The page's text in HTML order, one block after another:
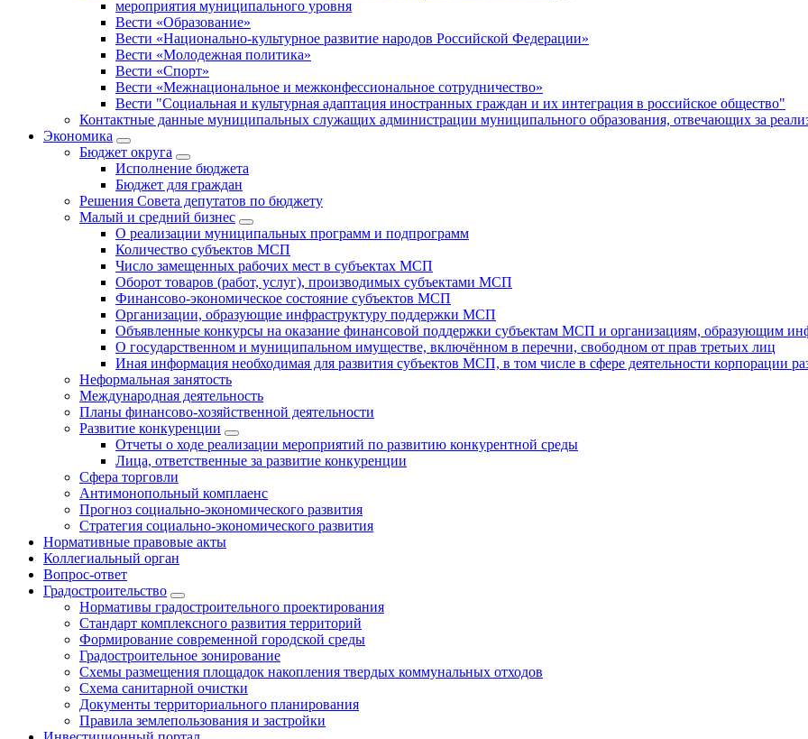
мероприятия муниципального уровня
Вести «Образование»
Вести «Национально-культурное развитие народов Российской Федерации»
Вести «Молодежная политика»
Вести «Спорт»
Вести «Межнациональное и межконфессиональное сотрудничество»
Вести "Социальная и культурная адаптация иностранных граждан и их интеграция в российское общество"
Контактные данные муниципальных служащих администрации муниципального образования, отвечающих за
Экономика
Бюджет округa
Исполнение бюджета
Бюджет для граждан
Решения Совета депутатов по бюджету
Малый и средний бизнес
О реализации муниципальных программ и подпрограмм
Количество субъектов МСП
Число замещенных рабочих мест в субъектах МСП
Оборот товаров (работ, услуг), производимых субъектами МСП
Финансово-экономическое состояние субъектов МСП
Организации, образующие инфраструктуру поддержки МСП
Объявленные конкурсы на оказание финансовой поддержки субъектам МСП и организациям, образующим
О государственном и муниципальном имуществе, включённом в перечни, свободном от прав третьих лиц
Иная информация необходимая для развития субъектов МСП, в том числе в сфере деятельности корпорации
Неформальная занятость
Международная деятельность
Планы финансово-хозяйственной деятельности
Развитие конкуренции
Отчеты о ходе реализации мероприятий по развитию конкурентной среды
Лица, ответственные за развитие конкуренции
Сфера торговли
Антимонопольный комплаенс
Прогноз социально-экономического развития
Стратегия социально-экономического развития
Нормативные правовые акты
Коллегиальный орган
Вопрос-ответ
Градостроительство
Нормативы градостроительного проектирования
Стандарт комплексного развития территорий
Формирование современной городской среды
Градостроительное зонирование
Схемы размещения площадок накопления твердых коммунальных отходов
Схема санитарной очистки
Документы территориального планирования
Правила землепользования и застройки